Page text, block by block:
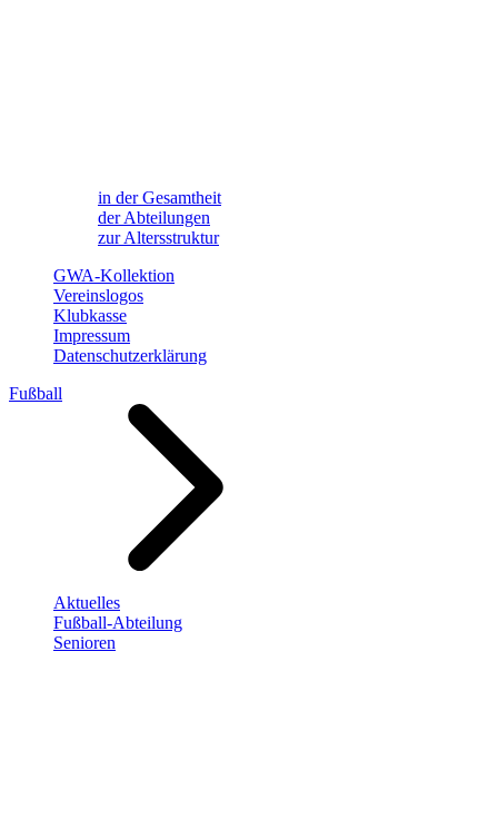
in der Gesamtheit
der Abteilungen
zur Altersstruktur
GWA-Kollektion
Vereinslogos
Klubkasse
Impressum
Datenschutzerklärung
Fußball
Aktuelles
Fußball-Abteilung
Senioren